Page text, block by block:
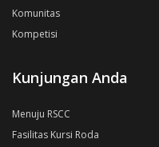
Komunitas
Kompetisi
Kunjungan Anda
Menuju RSCC
Fasilitas Kursi Roda